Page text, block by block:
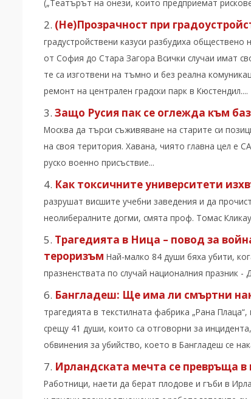
(„Театърът на онези, които предприемат
(Не)Прозрачност при
градустройствени казуси разбудиха
от София до Стара Загора Всички случаи имат
те са изготвени на тъмно и без реална
ремонт на централен градски парк в Кюстендил....
Защо Русия пак се оглежда към
Москва да търси съживяване на старите си
на своя територия. Хавана, чиято главна цел е
руско военно присъствие...
Как токсичните университети
разрушат висшите учебни заведения и да
неолибералните догми, смята проф. Томас
Трагедията в Ница – повод за
тероризъм Най-малко 84 души бяха убити,
празненствата по случай националния празник -
Бангладеш: Щe има ли смъртни
трагедията в текстилната фабрика „Рана
срещу 41 души, които са отговорни за
обвинения за убийство, което в Бангладеш се
Ирландската мечта се превръща
Работници, наети да берат плодове и гъби в